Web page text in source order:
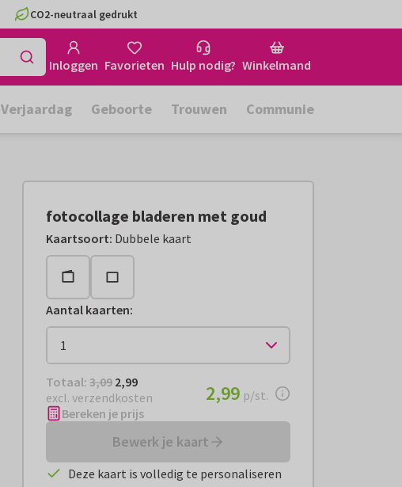
CO2-neutraal gedrukt
Inloggen Favorieten Hulp nodig? Winkelmand
Verjaardag Geboorte Trouwen Communie
fotocollage bladeren met goud
Kaartsoort: Dubbele kaart
Aantal kaarten:
Totaal: € 2,99
Totaal: 3,09 2,99
excl. verzendkosten
€ 2,99per stuk
2,99 p/st.
Bereken je prijs
Bewerk je kaart
Deze kaart is volledig te personaliseren